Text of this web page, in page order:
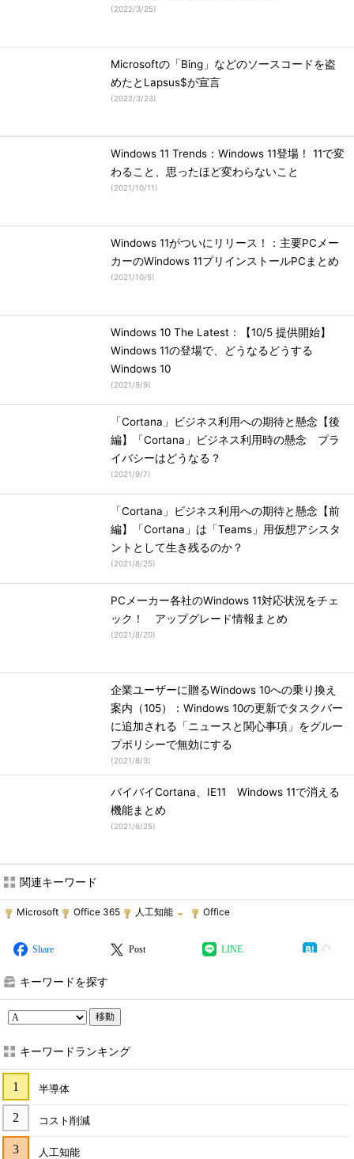
(2022/3/25)
Microsoftの「Bing」などのソースコードを盗
めたとLapsus$が宣言
(2022/3/23)
Windows 11 Trends：Windows 11登場！ 11で変
わること、思ったほど変わらないこと
(2021/10/11)
Windows 11がついにリリース！：主要PCメー
カーのWindows 11プリインストールPCまとめ
(2021/10/5)
Windows 10 The Latest：【10/5 提供開始】
Windows 11の登場で、どうなるどうする
Windows 10
(2021/9/9)
「Cortana」ビジネス利用への期待と懸念【後
編】「Cortana」ビジネス利用時の懸念 プラ
イバシーはどうなる？
(2021/9/7)
「Cortana」ビジネス利用への期待と懸念【前
編】「Cortana」は「Teams」用仮想アシスタ
ントとして生き残るのか？
(2021/8/25)
PCメーカー各社のWindows 11対応状況をチェ
ック！ アップグレード情報まとめ
(2021/8/20)
企業ユーザーに贈るWindows 10への乗り換え
案内（105）：Windows 10の更新でタスクバー
に追加される「ニュースと関心事項」をグルー
プポリシーで無効にする
(2021/8/3)
バイバイCortana、IE11 Windows 11で消える
機能まとめ
(2021/6/25)
関連キーワード
Microsoft Office 365 人工知能 Office
Share Post LINE
キーワードを探す
移動
キーワードランキング
半導体
コスト削減
人工知能